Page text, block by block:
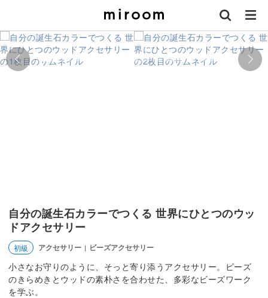
自分の誕生石カラーでつくる 世界にひとつのウッ
ドアクセサリー
初級 アクセサリー | ビーズアクセサリー
小さなお守りのように、そっと寄り添うアクセサリー。ビーズ
のきらめきとウッドの素朴さを合わせた、多彩なビーズワーク
を学ぶ。